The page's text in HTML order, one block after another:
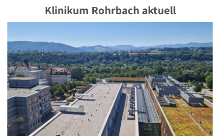
Klinikum Rohrbach aktuell